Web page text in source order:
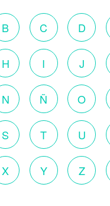
B C D
H I J
N Ñ O
S T U
X Y Z